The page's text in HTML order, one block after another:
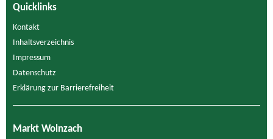
Quicklinks
Kontakt
Inhaltsverzeichnis
Impressum
Datenschutz
Erklärung zur Barrierefreiheit
Markt Wolnzach